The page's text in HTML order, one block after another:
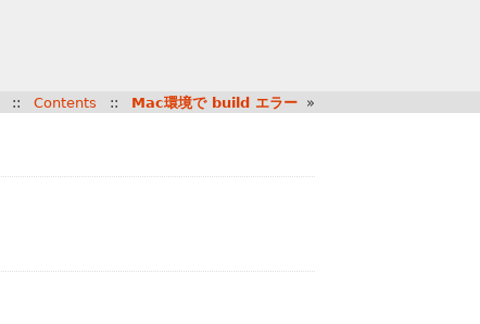
:: Contents :: Mac環境で build エラー »